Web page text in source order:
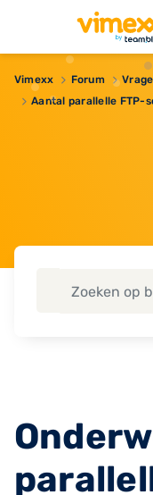
Vimexx Forum
Aantal parallelle FTP-